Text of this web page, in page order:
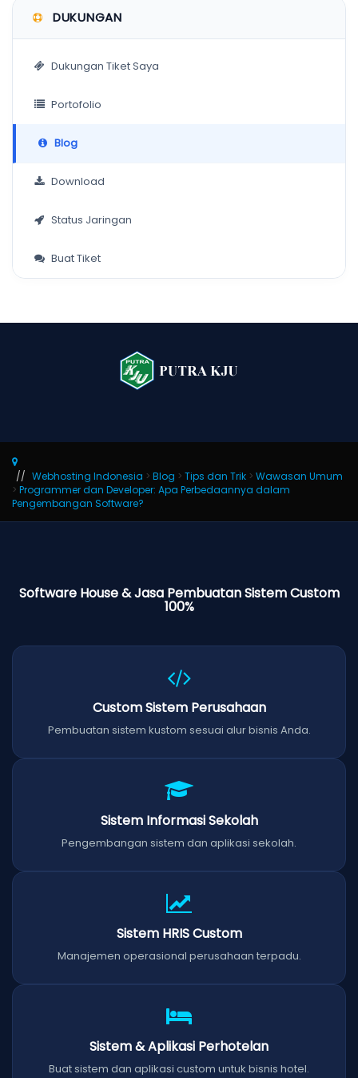
DUKUNGAN
Dukungan Tiket Saya
Portofolio
Blog
Download
Status Jaringan
Buat Tiket
Webhosting Indonesia > Blog > Tips dan Trik > Wawasan Umum
> Programmer dan Developer: Apa Perbedaannya dalam
Pengembangan Software?
Software House & Jasa Pembuatan Sistem Custom
100%
Custom Sistem Perusahaan
Pembuatan sistem kustom sesuai alur bisnis Anda.
Sistem Informasi Sekolah
Pengembangan sistem dan aplikasi sekolah.
Sistem HRIS Custom
Manajemen operasional perusahaan terpadu.
Sistem & Aplikasi Perhotelan
Buat sistem dan aplikasi custom untuk bisnis hotel.